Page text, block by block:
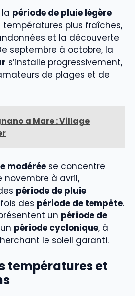
période de pluie légère
températures plus fraîches,
et la découverte
septembre à octobre, la
s’installe progressivement,
de plages et de
a Mare : Village
modérée se concentre
novembre à avril,
période de pluie
des période de tempête.
un période de
période cyclonique, à
le soleil garanti.
températures et